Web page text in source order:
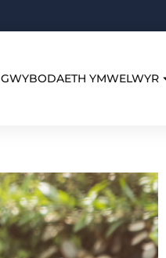
GWYBODAETH YMWELWYR